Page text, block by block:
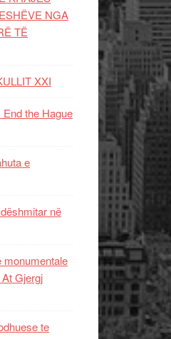
NGA
TË
XXI
End the Hague
e
në
monumentale
Gjergj
te